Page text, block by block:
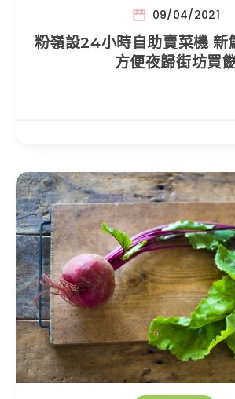
09/04/2021
粉嶺設24小時自助賣菜機 新
方便夜歸街坊買